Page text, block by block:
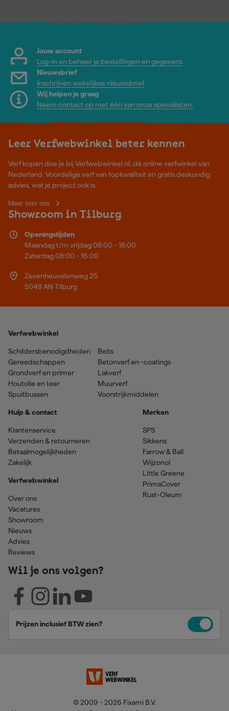
Jouw account
Log-in en beheer je bestellingen en gegevens
Nieuwsbrief
Inschrijven wekelijkse nieuwsbrief
Wij helpen je graag
Neem contact op met één van onze specialisten.
Leer Verfwebwinkel beter kennen
Verf kopen doe je bij Verfwebwinkel.nl, dé online verfwinkel van
Nederland. Voordelige verf van topkwaliteit en gratis deskundig
advies, wat je project ook is.
Meer over ons
Showroom in Tilburg
Openingstijden
Maandag t/m vrijdag 08:00 - 18:00
Zaterdag 08:00 - 16:00
Zevenheuvelenweg 25
5048 AN Tilburg
Verfwebwinkel
Schildersbenodigdheden
Gereedschappen
Grondverf en primer
Houtolie en teer
Spuitbussen
Beits
Betonverf en -coatings
Lakverf
Muurverf
Voorstrijkmiddelen
Hulp & contact
Klantenservice
Verzenden & retourneren
Betaalmogelijkheden
Zakelijk
Verfwebwinkel
Over ons
Vacatures
Showroom
Nieuws
Advies
Reviews
Merken
SPS
Sikkens
Farrow & Ball
Wijzonol
Little Greene
PrimaCover
Rust-Oleum
Wil je ons volgen?
Prijzen inclusief BTW zien?
© 2009 - 2026 Fixami B.V.